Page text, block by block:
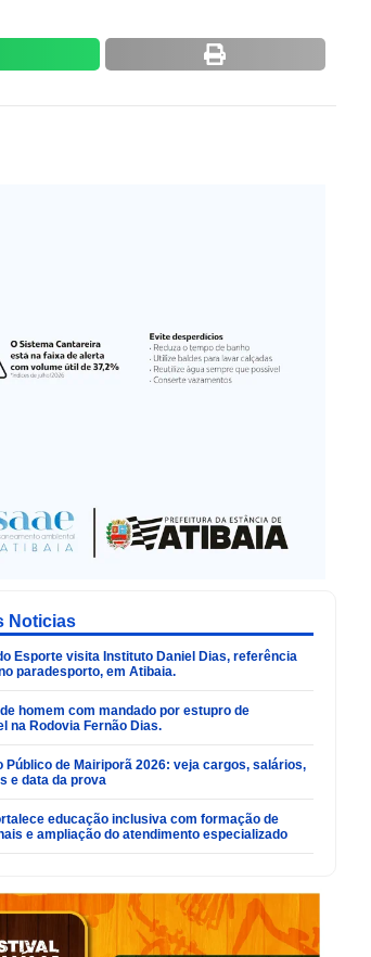
Noticias
Esporte visita Instituto Daniel Dias, referência
paradesporto, em Atibaia.
homem com mandado por estupro de
na Rodovia Fernão Dias.
Público de Mairiporã 2026: veja cargos, salários,
e data da prova
educação inclusiva com formação de
e ampliação do atendimento especializado